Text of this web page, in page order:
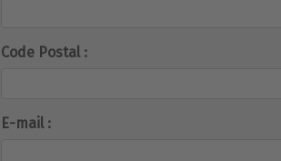
Code Postal :
E-mail :